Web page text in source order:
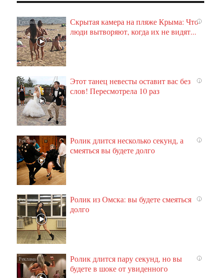
i
Скрытая камера на пляже Крыма: Что
люди вытворяют, когда их не видят...
i
Этот танец невесты оставит вас без
слов! Пересмотрела 10 раз
i
Ролик длится несколько секунд, а
смеяться вы будете долго
i
Ролик из Омска: вы будете смеяться
долго
i
Ролик длится пару секунд, но вы
будете в шоке от увиденного